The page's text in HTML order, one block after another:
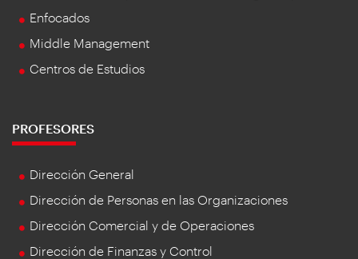
Enfocados
Middle Management
Centros de Estudios
PROFESORES
Dirección General
Dirección de Personas en las Organizaciones
Dirección Comercial y de Operaciones
Dirección de Finanzas y Control